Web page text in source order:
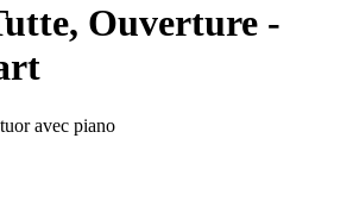
Ouverture -
avec piano